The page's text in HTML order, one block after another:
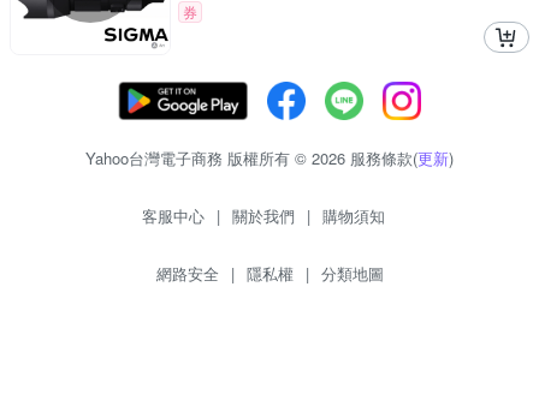
券
Yahoo台灣電子商務 版權所有 © 2026 服務條款(更新)
客服中心 | 關於我們 | 購物須知
網路安全 | 隱私權 | 分類地圖